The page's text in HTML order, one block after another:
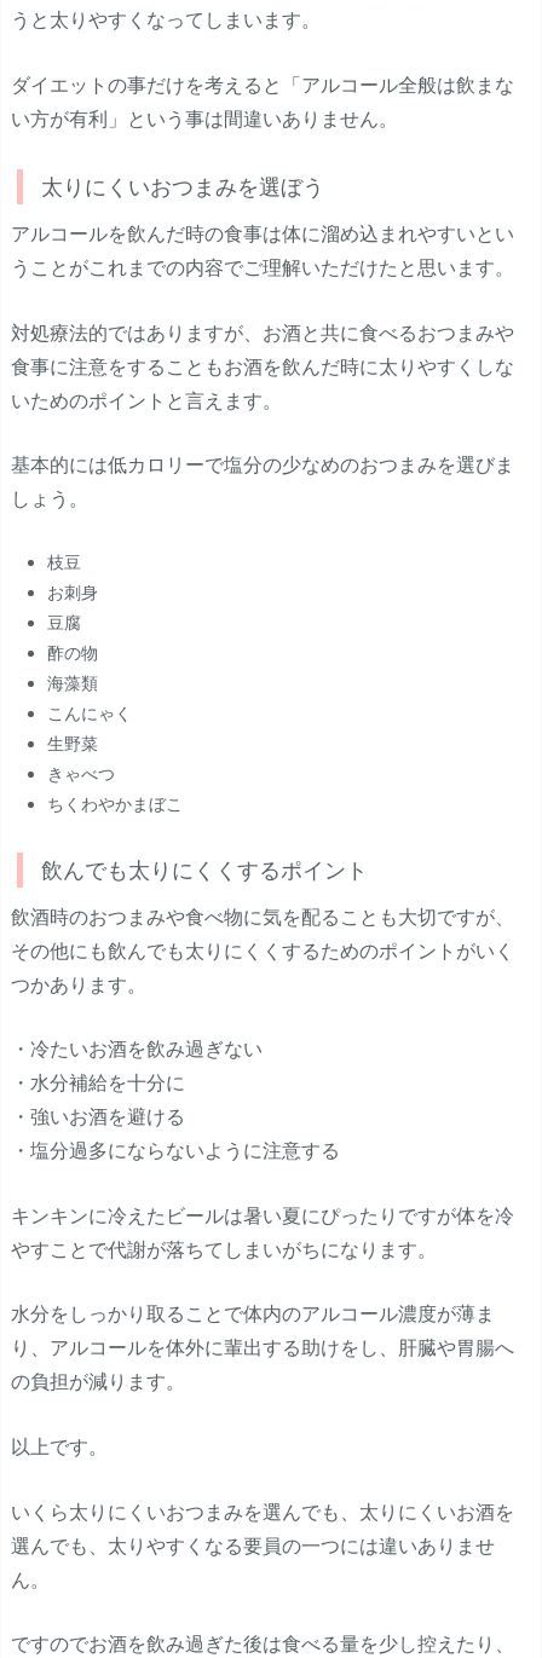
うと太りやすくなってしまいます。
ダイエットの事だけを考えると「アルコール全般は飲まな
い方が有利」という事は間違いありません。
太りにくいおつまみを選ぼう
アルコールを飲んだ時の食事は体に溜め込まれやすいとい
うことがこれまでの内容でご理解いただけたと思います。
対処療法的ではありますが、お酒と共に食べるおつまみや
食事に注意をすることもお酒を飲んだ時に太りやすくしな
いためのポイントと言えます。
基本的には低カロリーで塩分の少なめのおつまみを選びま
しょう。
枝豆
お刺身
豆腐
酢の物
海藻類
こんにゃく
生野菜
きゃべつ
ちくわやかまぼこ
飲んでも太りにくくするポイント
飲酒時のおつまみや食べ物に気を配ることも大切ですが、
その他にも飲んでも太りにくくするためのポイントがいく
つかあります。
・冷たいお酒を飲み過ぎない
・水分補給を十分に
・強いお酒を避ける
・塩分過多にならないように注意する
キンキンに冷えたビールは暑い夏にぴったりですが体を冷
やすことで代謝が落ちてしまいがちになります。
水分をしっかり取ることで体内のアルコール濃度が薄ま
り、アルコールを体外に輩出する助けをし、肝臓や胃腸へ
の負担が減ります。
以上です。
いくら太りにくいおつまみを選んでも、太りにくいお酒を
選んでも、太りやすくなる要員の一つには違いありませ
ん。
ですのでお酒を飲み過ぎた後は食べる量を少し控えたり、